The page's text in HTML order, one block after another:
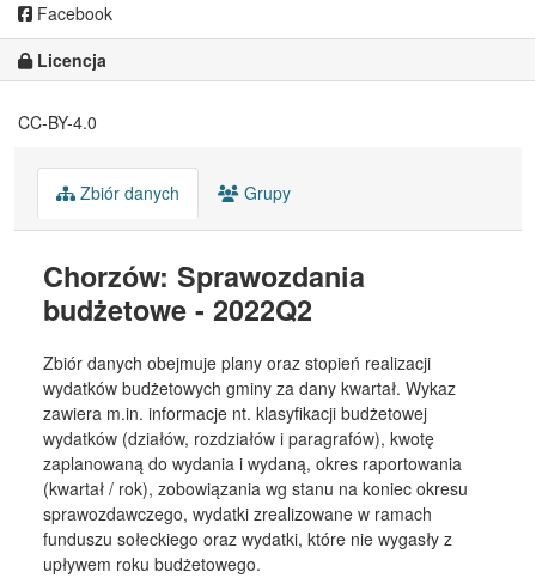
Facebook
Licencja
CC-BY-4.0
Zbiór danych Grupy
Chorzów: Sprawozdania
budżetowe - 2022Q2
Zbiór danych obejmuje plany oraz stopień realizacji
wydatków budżetowych gminy za dany kwartał. Wykaz
zawiera m.in. informacje nt. klasyfikacji budżetowej
wydatków (działów, rozdziałów i paragrafów), kwotę
zaplanowaną do wydania i wydaną, okres raportowania
(kwartał / rok), zobowiązania wg stanu na koniec okresu
sprawozdawczego, wydatki zrealizowane w ramach
funduszu sołeckiego oraz wydatki, które nie wygasły z
upływem roku budżetowego.